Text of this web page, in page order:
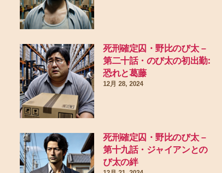
死刑確定囚・野比のび太 –
第二十話・のび太の初出勤:
恐れと葛藤
12月 28, 2024
死刑確定囚・野比のび太 –
第十九話・ジャイアンとの
び太の絆